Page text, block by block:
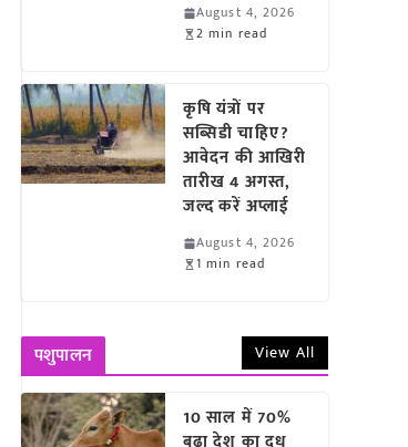
August 4, 2026
2 min read
कृषि यंत्रों पर
सब्सिडी चाहिए?
आवेदन की आखिरी
तारीख 4 अगस्त,
जल्द करें अप्लाई
August 4, 2026
1 min read
पशुपालन View All
10 साल में 70%